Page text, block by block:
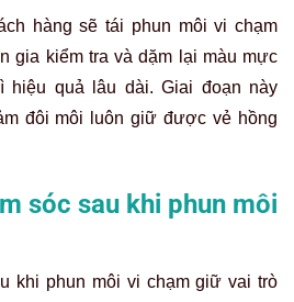
hàng sẽ tái phun môi vi chạm
gia kiểm tra và dặm lại màu mực
hiệu quả lâu dài. Giai đoạn này
đôi môi luôn giữ được vẻ hồng
sóc sau khi phun môi
khi phun môi vi chạm giữ vai trò